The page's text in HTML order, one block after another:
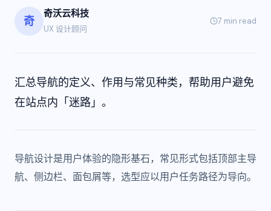
奇
奇沃云科技
UX 设计顾问
7 min read
汇总导航的定义、作用与常见种类，帮助用户避免
在站点内「迷路」。
导航设计是用户体验的隐形基石，常见形式包括顶部主导
航、侧边栏、面包屑等，选型应以用户任务路径为导向。